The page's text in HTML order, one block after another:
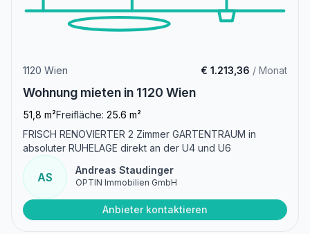
1120 Wien € 1.213,36 / Monat
Wohnung mieten in 1120 Wien
51,8 m²Freifläche: 25.6 m²
FRISCH RENOVIERTER 2 Zimmer GARTENTRAUM in
absoluter RUHELAGE direkt an der U4 und U6
AS
Andreas Staudinger
OPTIN Immobilien GmbH
Anbieter kontaktieren